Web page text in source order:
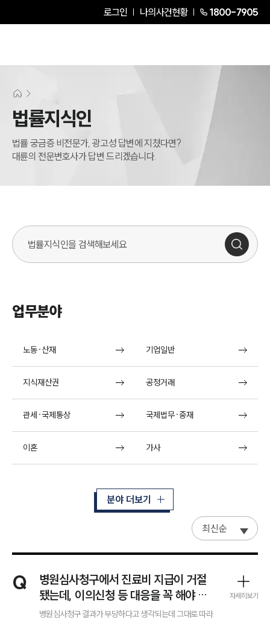
로그인 나의사건현황 1800-7905
법률지식인
법률 궁금증 비전문가, 광고성 답변에 지쳤다면?
대륜의 전문변호사가 답변 드리겠습니다.
법률지식인 검색창
업무분야
노동·산재 기업일반
지식재산권 공정거래
관세·국제통상 국제법무·중재
이혼 가사
분야 더보기
최신순
Q
병원심사청구에서 진료비 지급이 거절
됐는데, 이의신청 등 대응을 꼭 해야 하
나요?
병원심사청구 결과가 부당하다고 생각되는데 그대로 따라
자세히보기